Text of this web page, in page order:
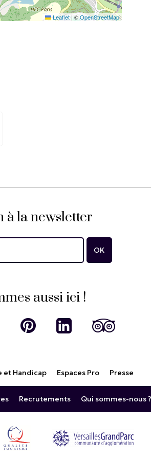
Leaflet|©OpenStreetMap
à la newsletter
aussi ici !
et Handicap Espaces Pro Presse
Recrutements Qui sommes-nous ?